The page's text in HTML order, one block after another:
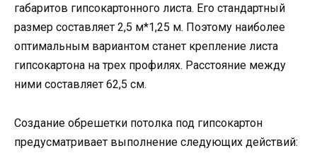
габаритов гипсокартонного листа. Его стандартный
размер составляет 2,5 м*1,25 м. Поэтому наиболее
оптимальным вариантом станет крепление листа
гипсокартона на трех профилях. Расстояние между
ними составляет 62,5 см.
Создание обрешетки потолка под гипсокартон
предусматривает выполнение следующих действий: